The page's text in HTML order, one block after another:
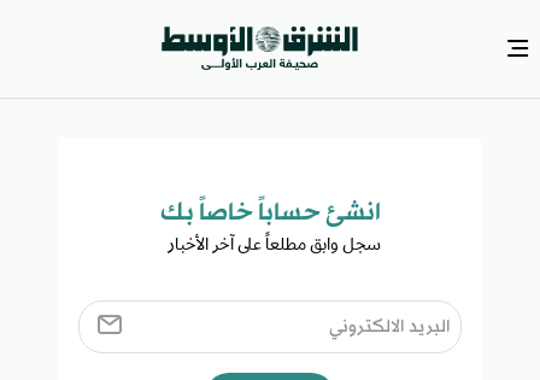
انشئ حساباً خاصاً بك​
سجل وابق مطلعاً على آخر الأخبار ​